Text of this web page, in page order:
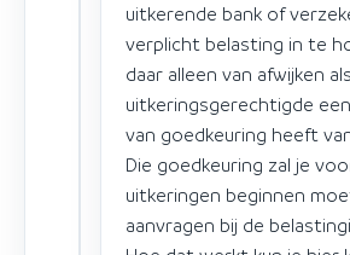
uitkerende bank of
verplicht belasting in te
daar alleen van afwijken
uitkeringsgerechtigde
van goedkeuring heeft
Die goedkeuring zal je
uitkeringen beginnen
aanvragen bij de